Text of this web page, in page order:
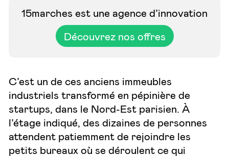
15marches est une agence d’innovation
Découvrez nos offres
C’est un de ces anciens immeubles
industriels transformé en pépinière de
startups, dans le Nord-Est parisien. À
l’étage indiqué, des dizaines de personnes
attendent patiemment de rejoindre les
petits bureaux où se déroulent ce qui